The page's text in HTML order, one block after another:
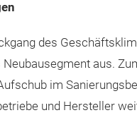
des
aus.
im
und Hersteller